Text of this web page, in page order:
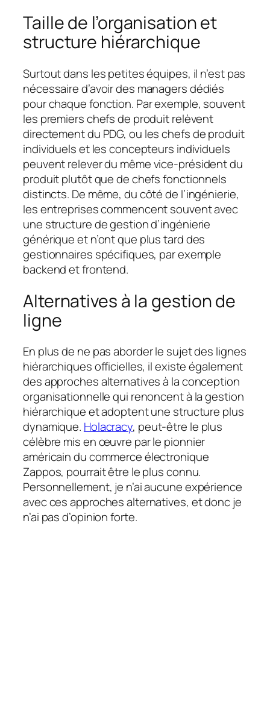
Taille de l’organisation et
structure hiérarchique
Surtout dans les petites équipes, il n’est pas
nécessaire d’avoir des managers dédiés
pour chaque fonction. Par exemple, souvent
les premiers chefs de produit relèvent
directement du PDG, ou les chefs de produit
individuels et les concepteurs individuels
peuvent relever du même vice-président du
produit plutôt que de chefs fonctionnels
distincts. De même, du côté de l’ingénierie,
les entreprises commencent souvent avec
une structure de gestion d’ingénierie
générique et n’ont que plus tard des
gestionnaires spécifiques, par exemple
backend et frontend.
Alternatives à la gestion de
ligne
En plus de ne pas aborder le sujet des lignes
hiérarchiques officielles, il existe également
des approches alternatives à la conception
organisationnelle qui renoncent à la gestion
hiérarchique et adoptent une structure plus
dynamique. Holacracy, peut-être le plus
célèbre mis en œuvre par le pionnier
américain du commerce électronique
Zappos, pourrait être le plus connu.
Personnellement, je n’ai aucune expérience
avec ces approches alternatives, et donc je
n’ai pas d’opinion forte.